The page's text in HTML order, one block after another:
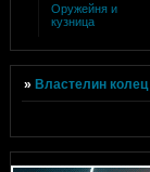
Оружейня и
кузница
»Властелин колец